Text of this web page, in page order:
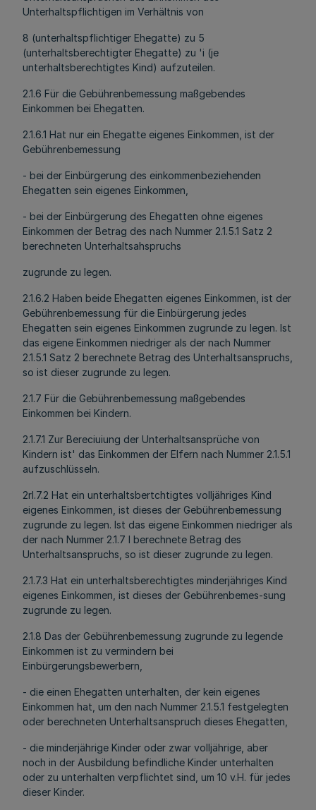
Unterhaltspflichtigen im Verhältnis von
8 (unterhaltspflichtiger Ehegatte) zu 5
(unterhaltsberechtigter Ehegatte) zu 'i (je
unterhaltsberechtigtes Kind) aufzuteilen.
2.1.6 Für die Gebührenbemessung maßgebendes
Einkommen bei Ehegatten.
2.1.6.1 Hat nur ein Ehegatte eigenes Einkommen, ist der
Gebührenbemessung
- bei der Einbürgerung des einkommenbeziehenden
Ehegatten sein eigenes Einkommen,
- bei der Einbürgerung des Ehegatten ohne eigenes
Einkommen der Betrag des nach Nummer 2.1.5.1 Satz 2
berechneten Unterhaltsahspruchs
zugrunde zu legen.
2.1.6.2 Haben beide Ehegatten eigenes Einkommen, ist der
Gebührenbemessung für die Einbürgerung jedes
Ehegatten sein eigenes Einkommen zugrunde zu legen. Ist
das eigene Einkommen niedriger als der nach Nummer
2.1.5.1 Satz 2 berechnete Betrag des Unterhaltsanspruchs,
so ist dieser zugrunde zu legen.
2.1.7 Für die Gebührenbemessung maßgebendes
Einkommen bei Kindern.
2.1.7.1 Zur Bereciuiung der Unterhaltsansprüche von
Kindern ist' das Einkommen der Elfern nach Nummer 2.1.5.1
aufzuschlüsseln.
2rl.7.2 Hat ein unterhaltsbertchtigtes volljähriges Kind
eigenes Einkommen, ist dieses der Gebührenbemessung
zugrunde zu legen. Ist das eigene Einkommen niedriger als
der nach Nummer 2.1.7 l berechnete Betrag des
Unterhaltsanspruchs, so ist dieser zugrunde zu legen.
2.1.7.3 Hat ein unterhaltsberechtigtes minderjähriges Kind
eigenes Einkommen, ist dieses der Gebührenbemes-sung
zugrunde zu legen.
2.1.8 Das der Gebührenbemessung zugrunde zu legende
Einkommen ist zu vermindern bei
Einbürgerungsbewerbern,
- die einen Ehegatten unterhalten, der kein eigenes
Einkommen hat, um den nach Nummer 2.1.5.1 festgelegten
oder berechneten Unterhaltsanspruch dieses Ehegatten,
- die minderjährige Kinder oder zwar volljährige, aber
noch in der Ausbildung befindliche Kinder unterhalten
oder zu unterhalten verpflichtet sind, um 10 v.H. für jedes
dieser Kinder.